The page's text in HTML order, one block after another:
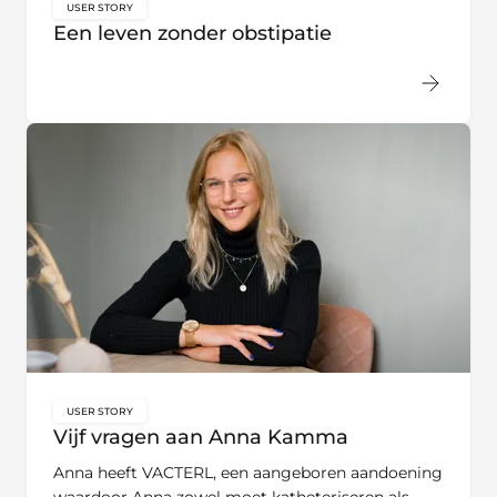
Een leven zonder obstipatie
key:global.content-type:
USER STORY
Vijf vragen aan Anna Kamma
key:global.content-type:
USER STORY
Anna heeft VACTERL, een aangeboren aandoening